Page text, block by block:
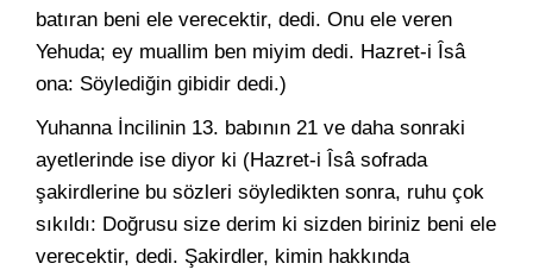
batıran beni ele verecektir, dedi. Onu ele veren
Yehuda; ey muallim ben miyim dedi. Hazret-i Îsâ
ona: Söylediğin gibidir dedi.)
Yuhanna İncilinin 13. babının 21 ve daha sonraki
ayetlerinde ise diyor ki (Hazret-i Îsâ sofrada
şakirdlerine bu sözleri söyledikten sonra, ruhu çok
sıkıldı: Doğrusu size derim ki sizden biriniz beni ele
verecektir, dedi. Şakirdler, kimin hakkında